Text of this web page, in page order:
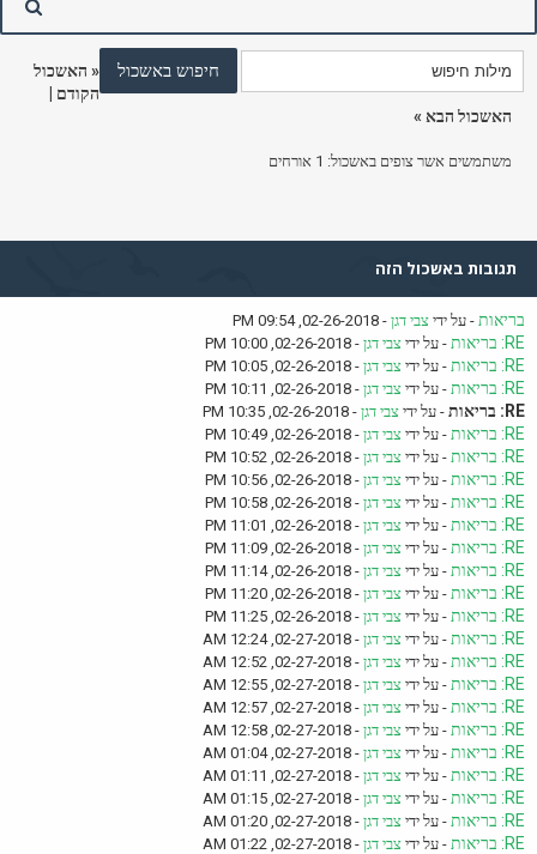
« האשכול
הקודם
האשכול הבא »
משתמשים אשר צופים באשכול: 1 אורחים
תגובות באשכול הזה
בריאות - על ידי צבי דגן - 02-26-2018, 09:54 PM
RE: בריאות - על ידי צבי דגן - 02-26-2018, 10:00 PM
RE: בריאות - על ידי צבי דגן - 02-26-2018, 10:05 PM
RE: בריאות - על ידי צבי דגן - 02-26-2018, 10:11 PM
RE: בריאות - על ידי צבי דגן - 02-26-2018, 10:35 PM
RE: בריאות - על ידי צבי דגן - 02-26-2018, 10:49 PM
RE: בריאות - על ידי צבי דגן - 02-26-2018, 10:52 PM
RE: בריאות - על ידי צבי דגן - 02-26-2018, 10:56 PM
RE: בריאות - על ידי צבי דגן - 02-26-2018, 10:58 PM
RE: בריאות - על ידי צבי דגן - 02-26-2018, 11:01 PM
RE: בריאות - על ידי צבי דגן - 02-26-2018, 11:09 PM
RE: בריאות - על ידי צבי דגן - 02-26-2018, 11:14 PM
RE: בריאות - על ידי צבי דגן - 02-26-2018, 11:20 PM
RE: בריאות - על ידי צבי דגן - 02-26-2018, 11:25 PM
RE: בריאות - על ידי צבי דגן - 02-27-2018, 12:24 AM
RE: בריאות - על ידי צבי דגן - 02-27-2018, 12:52 AM
RE: בריאות - על ידי צבי דגן - 02-27-2018, 12:55 AM
RE: בריאות - על ידי צבי דגן - 02-27-2018, 12:57 AM
RE: בריאות - על ידי צבי דגן - 02-27-2018, 12:58 AM
RE: בריאות - על ידי צבי דגן - 02-27-2018, 01:04 AM
RE: בריאות - על ידי צבי דגן - 02-27-2018, 01:11 AM
RE: בריאות - על ידי צבי דגן - 02-27-2018, 01:15 AM
RE: בריאות - על ידי צבי דגן - 02-27-2018, 01:20 AM
RE: בריאות - על ידי צבי דגן - 02-27-2018, 01:22 AM